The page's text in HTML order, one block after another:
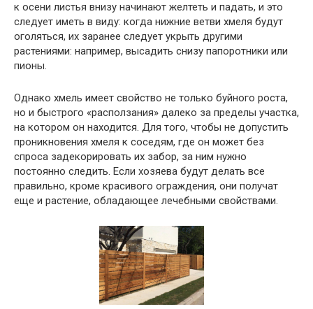
к осени листья внизу начинают желтеть и падать, и это
следует иметь в виду: когда нижние ветви хмеля будут
оголяться, их заранее следует укрыть другими
растениями: например, высадить снизу папоротники или
пионы.
Однако хмель имеет свойство не только буйного роста,
но и быстрого «расползания» далеко за пределы участка,
на котором он находится. Для того, чтобы не допустить
проникновения хмеля к соседям, где он может без
спроса задекорировать их забор, за ним нужно
постоянно следить. Если хозяева будут делать все
правильно, кроме красивого ограждения, они получат
еще и растение, обладающее лечебными свойствами.